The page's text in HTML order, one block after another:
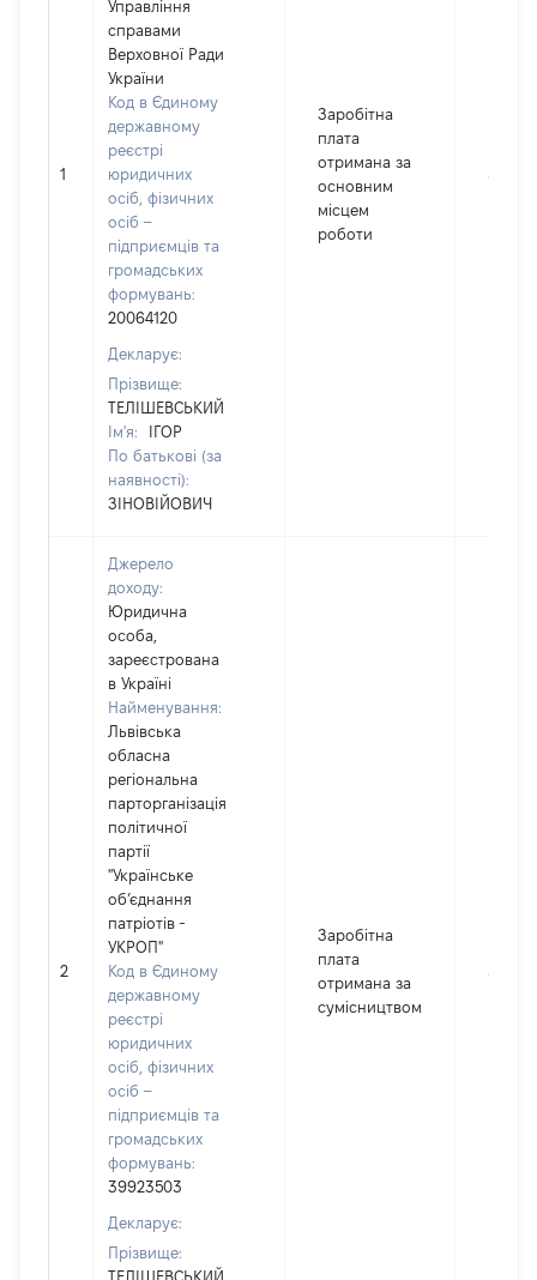
1
Управління
справами
Верховної Ради
України
Код в Єдиному
державному
реєстрі
юридичних
осіб, фізичних
осіб –
підприємців та
громадських
формувань:
20064120
Декларує:
Прізвище:
ТЕЛІШЕВСЬКИЙ
Ім'я:
ІГОР
По батькові (за
наявності):
ЗІНОВІЙОВИЧ
Заробітна
плата
отримана за
основним
місцем
роботи
55933
2
Джерело
доходу:
Юридична
особа,
зареєстрована
в Україні
Найменування:
Львівська
обласна
регіональна
парторганізація
політичної
партії
"Українське
об’єднання
патріотів -
УКРОП"
Код в Єдиному
державному
реєстрі
юридичних
осіб, фізичних
осіб –
підприємців та
громадських
формувань:
39923503
Декларує:
Прізвище:
ТЕЛІШЕВСЬКИЙ
Заробітна
плата
отримана за
сумісництвом
3043